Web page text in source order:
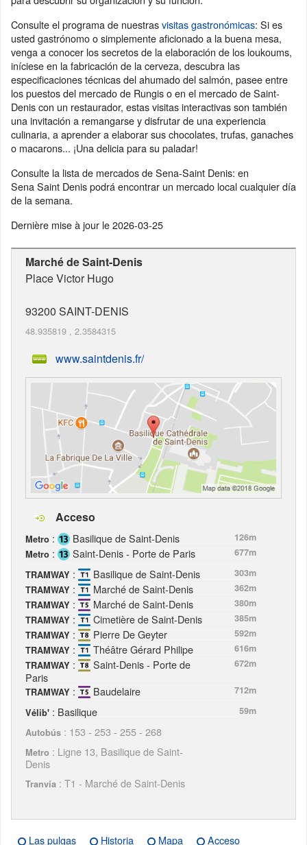
Consulte el programa de nuestrasvisitas gastronómicas: Si es
usted gastrónomo o simplemente aficionado a la buena mesa,
venga a conocer los secretos de la elaboración de los loukoums,
iníciese en la fabricación de la cerveza, descubra las
especificaciones técnicas del ahumado del salmón, pasee entre
los puestos del mercado de Rungis o en el mercado de Saint-
Denis con un restaurador, estas visitas interactivas son también
una invitación a remangarse y disfrutar de una experiencia
culinaria, a aprender a elaborar sus chocolates, trufas, ganaches
o macarons... ¡Una delicia para su paladar!
Consulte la lista de mercados de Sena-Saint Denis: en
Sena Saint Denis podrá encontrar un mercado local cualquier día
de la semana.
Dernière mise à jour le2026-03-25
Marché de Saint-Denis
Place Victor Hugo
93200 SAINT-DENIS
48.935819 , 2.3584315
www.saintdenis.fr/
Acceso
Metro : Basilique de Saint-Denis
126m
Metro : Saint-Denis - Porte de Paris
677m
TRAMWAY : Basilique de Saint-Denis
303m
TRAMWAY : Marché de Saint-Denis
362m
TRAMWAY : Marché de Saint-Denis
380m
TRAMWAY : Cimetière de Saint-Denis
385m
TRAMWAY : Pierre De Geyter
592m
TRAMWAY : Théâtre Gérard Philipe
616m
TRAMWAY :
Saint-Denis - Porte de
Paris
672m
TRAMWAY : Baudelaire
712m
Vélib' : Basilique
59m
Autobús : 153 - 253 - 255 - 268
Metro : Ligne 13, Basilique de Saint-
Denis
Tranvía : T1 - Marché de Saint-Denis
Las pulgas Historia Mapa
Acceso